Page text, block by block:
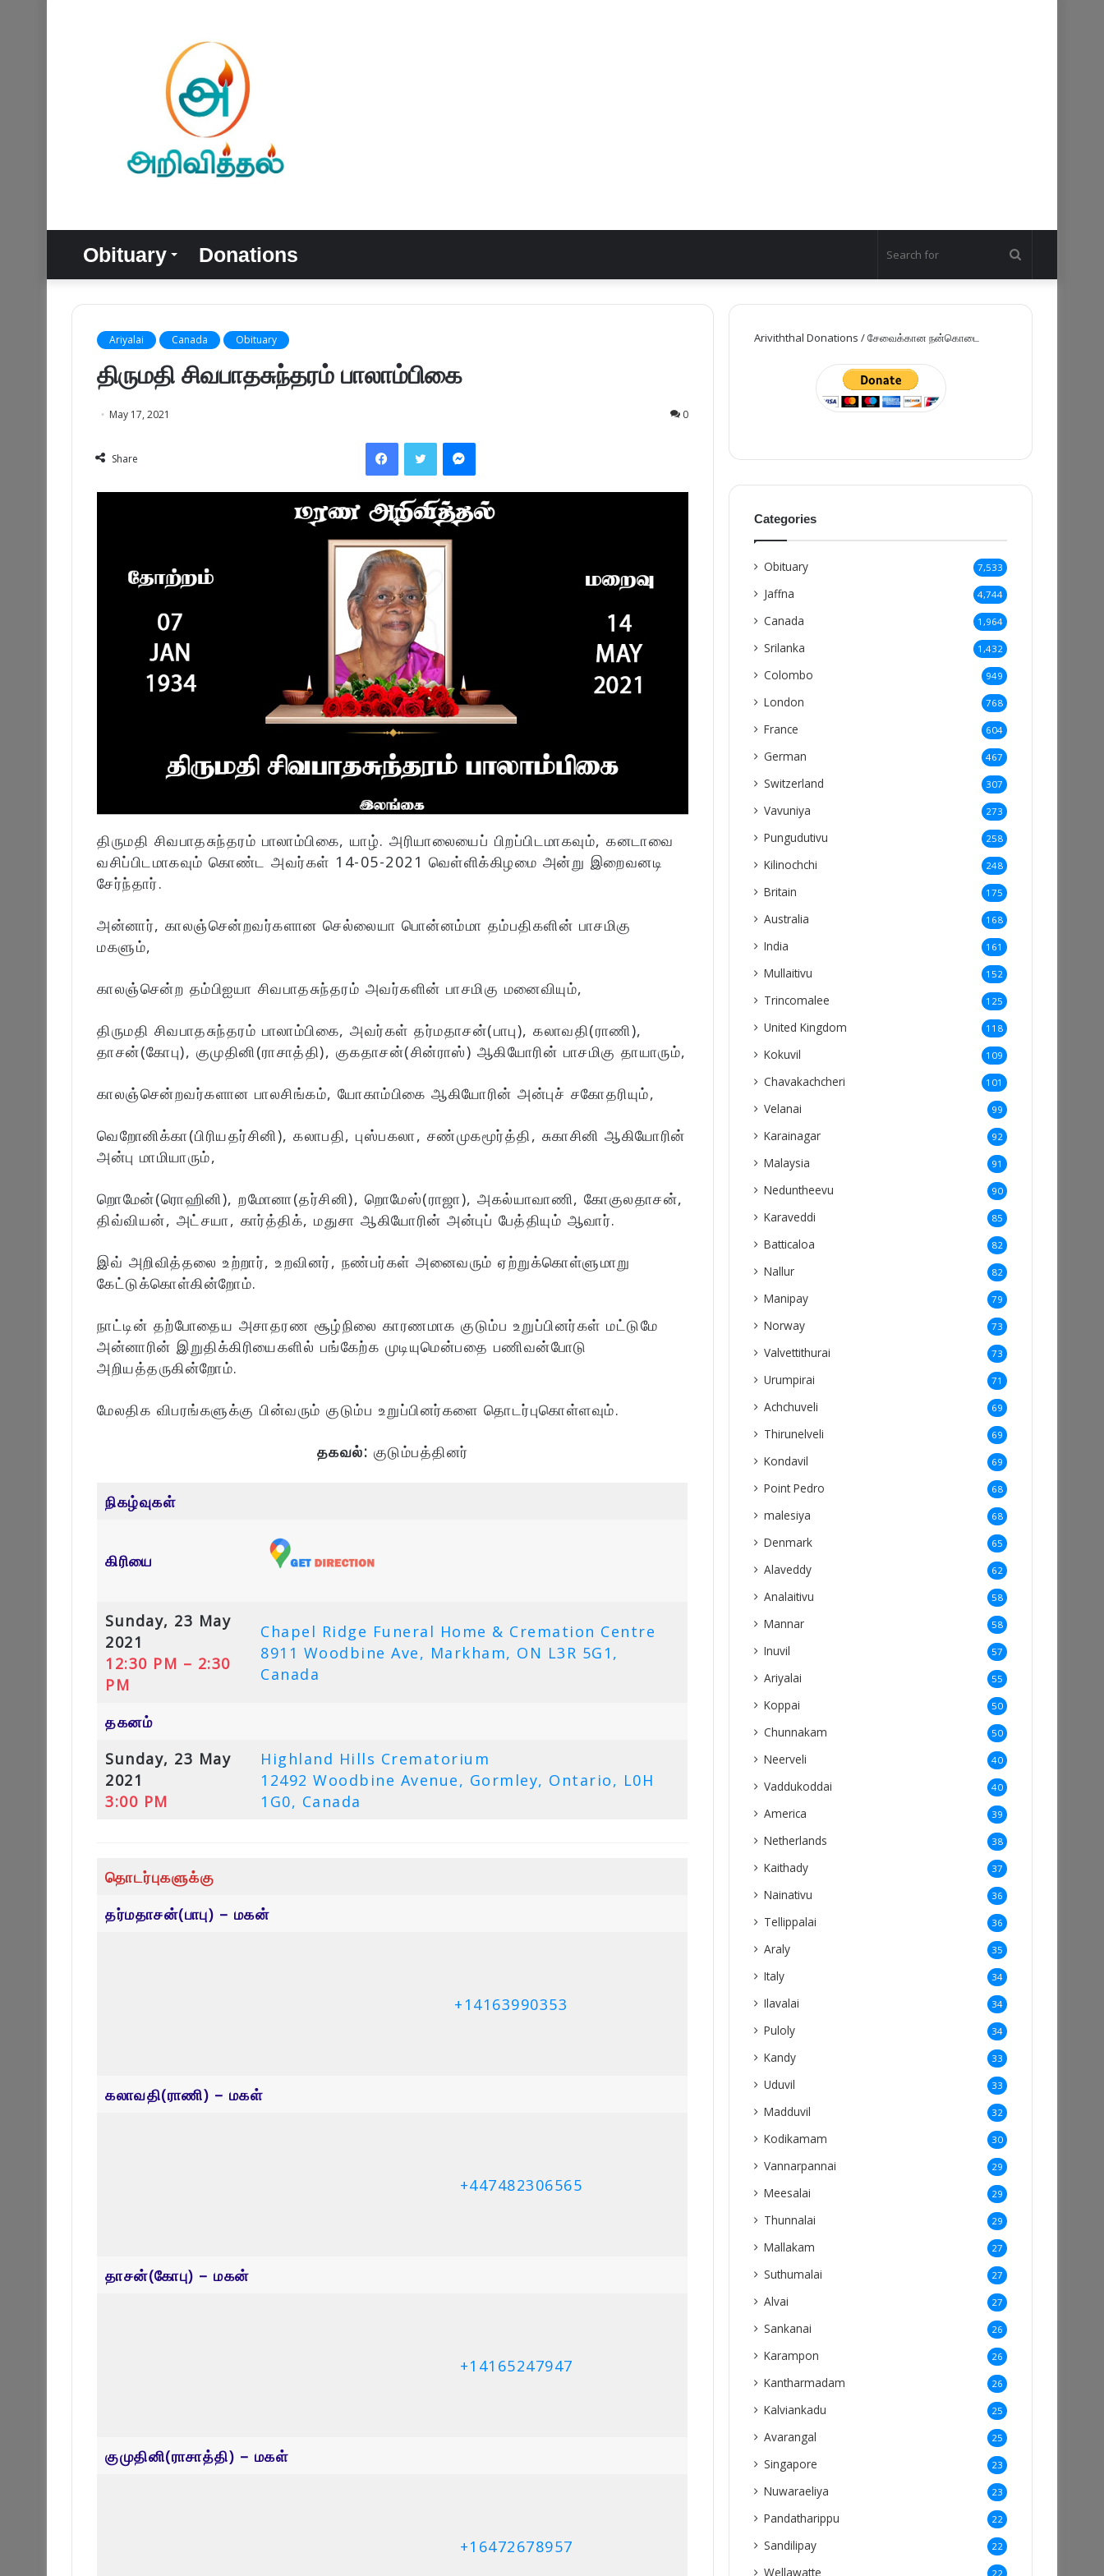
Obituary Donations
for
Ariyalai Canada Obituary
திருமதி சிவபாதசுந்தரம் பாலாம்பிகை
May 17, 2021 0
Share
FacebookTwitter Messenger
திருமதி சிவபாதசுந்தரம் பாலாம்பிகை, யாழ். அரியாலையைப் பிறப்பிடமாகவும், கனடாவை
வசிப்பிடமாகவும் கொண்ட அவர்கள் 14-05-2021 வெள்ளிக்கிழமை அன்று இறைவனடி
சேர்ந்தார்.
அன்னார், காலஞ்சென்றவர்களான செல்லையா பொன்னம்மா தம்பதிகளின் பாசமிகு
மகளும்,
காலஞ்சென்ற தம்பிஐயா சிவபாதசுந்தரம் அவர்களின் பாசமிகு மனைவியும்,
திருமதி சிவபாதசுந்தரம் பாலாம்பிகை, அவர்கள் தர்மதாசன்(பாபு), கலாவதி(ராணி),
தாசன்(கோபு), குமுதினி(ராசாத்தி), குகதாசன்(சின்ராஸ்) ஆகியோரின் பாசமிகு தாயாரும்,
காலஞ்சென்றவர்களான பாலசிங்கம், யோகாம்பிகை ஆகியோரின் அன்புச் சகோதரியும்,
வெறோனிக்கா(பிரியதர்சினி), கலாபதி, புஸ்பகலா, சண்முகமூர்த்தி, சுகாசினி ஆகியோரின்
அன்பு மாமியாரும்,
றொமேன்(ரொஹினி), றமோனா(தர்சினி), றொமேஸ்(ராஜா), அகல்யாவாணி, கோகுலதாசன்,
திவ்வியன், அட்சயா, கார்த்திக், மதுசா ஆகியோரின் அன்புப் பேத்தியும் ஆவார்.
இவ் அறிவித்தலை உற்றார், உறவினர், நண்பர்கள் அனைவரும் ஏற்றுக்கொள்ளுமாறு
கேட்டுக்கொள்கின்றோம்.
நாட்டின் தற்போதைய அசாதரண சூழ்நிலை காரணமாக குடும்ப உறுப்பினர்கள் மட்டுமே
அன்னாரின் இறுதிக்கிரியைகளில் பங்கேற்க முடியுமென்பதை பணிவன்போடு
அறியத்தருகின்றோம்.
மேலதிக விபரங்களுக்கு பின்வரும் குடும்ப உறுப்பினர்களை தொடர்புகொள்ளவும்.
தகவல்: குடும்பத்தினர்
நிகழ்வுகள்
கிரியை
Sunday, 23 May
2021
12:30 PM – 2:30
PM
Chapel Ridge Funeral Home & Cremation Centre
8911 Woodbine Ave, Markham, ON L3R 5G1,
Canada
தகனம்
Sunday, 23 May
2021
3:00 PM
Highland Hills Crematorium
12492 Woodbine Avenue, Gormley, Ontario, L0H
1G0, Canada
தொடர்புகளுக்கு
தர்மதாசன்(பாபு) – மகன்
திருமதி சண்முகம் ராசம்மா
Ariviththal Donations / சேவைக்கான நன்கொடை
Categories
Obituary 7,533
Jaffna 4,744
Canada 1,964
Srilanka 1,432
Colombo 949
London 768
France 604
German 467
Switzerland 307
Vavuniya 273
Pungudutivu 258
Kilinochchi 248
Britain 175
Australia 168
India 161
Mullaitivu 152
Trincomalee 125
United Kingdom 118
Kokuvil 109
Chavakachcheri 101
Velanai 99
Karainagar 92
Malaysia 91
Neduntheevu 90
Karaveddi 85
Batticaloa 82
Nallur 82
Manipay 79
Norway 73
Valvettithurai 73
Urumpirai 71
Achchuveli 69
Thirunelveli 69
Kondavil 69
Point Pedro 68
malesiya 68
Denmark 65
Alaveddy 62
Analaitivu 58
Mannar 58
Inuvil 57
Ariyalai 55
Koppai 50
Chunnakam 50
Neerveli 40
Vaddukoddai 40
America 39
Netherlands 38
Kaithady 37
Nainativu 36
Tellippalai 36
Araly 35
Italy 34
Ilavalai 34
Puloly 34
Kandy 33
Uduvil 33
Madduvil 32
Kodikamam 30
Vannarpannai 29
Meesalai 29
Thunnalai 29
Mallakam 27
Suthumalai 27
Alvai 27
Sankanai 26
Karampon 26
Kantharmadam 26
Kalviankadu 25
Avarangal 25
Singapore 23
Nuwaraeliya 23
Pandatharippu 22
Sandilipay 22
Wellawatte 22